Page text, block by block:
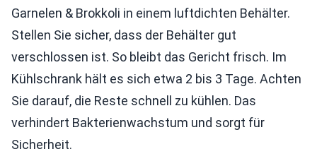
Garnelen & Brokkoli in einem luftdichten Behälter.
Stellen Sie sicher, dass der Behälter gut
verschlossen ist. So bleibt das Gericht frisch. Im
Kühlschrank hält es sich etwa 2 bis 3 Tage. Achten
Sie darauf, die Reste schnell zu kühlen. Das
verhindert Bakterienwachstum und sorgt für
Sicherheit.